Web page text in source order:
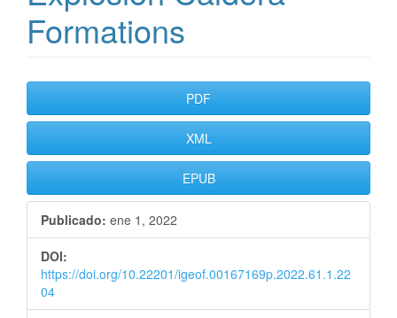
Formations
Barra
lateral
del
artículo
PDF
XML
EPUB
Publicado: ene 1, 2022
DOI:
https://doi.org/10.22201/igeof.00167169p.2022.61.1.22
04